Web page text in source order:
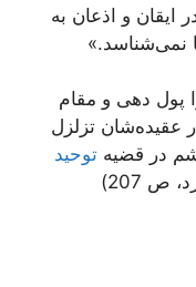
ايقان و اذعان به
نمی‌‏شناسد.»
پول دهى و مقام
عقيده‌‏شان تزلزل
در قضيه توحيد
207)